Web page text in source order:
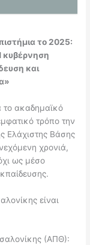
το 2025:
κυβέρνηση
και
το ακαδημαϊκό
τρόπο την
Ελάχιστης Βάσης
χρονιά,
ως μέσο
είναι
(ΑΠΘ):